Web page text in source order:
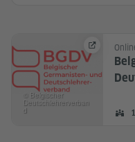
© Belgischer
Deutschlehrerverban
d